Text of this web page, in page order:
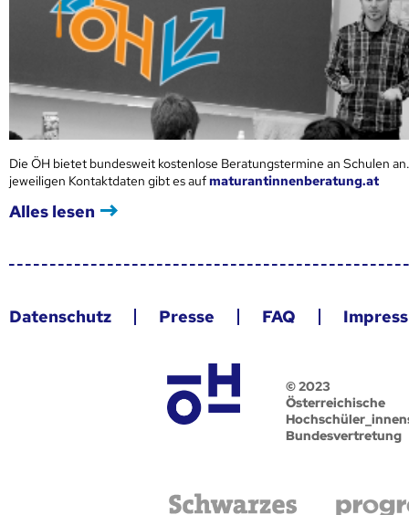
Die ÖH bietet bundesweit kostenlose Beratungstermine an Schulen
jeweiligen Kontaktdaten gibt es aufmaturantinnenberatung.at
Alles lesen
Datenschutz Presse FAQ
© 2023
Österreichische
Bundesvertretung